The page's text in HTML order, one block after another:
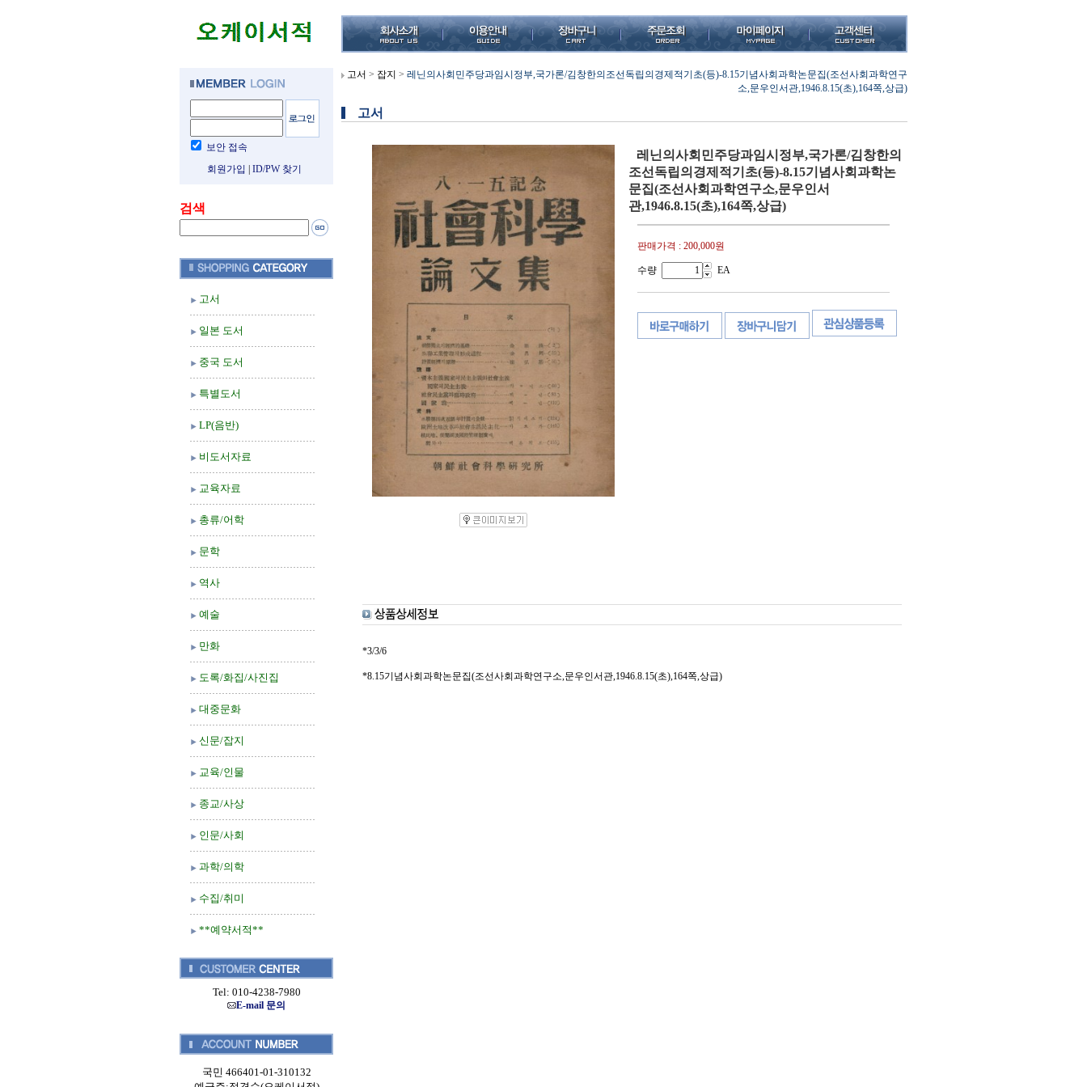
보안 접속
회원가입
ID/PW 찾기
검색
고서
일본 도서
중국 도서
특별도서
LP(음반)
비도서자료
교육자료
총류/어학
문학
역사
예술
만화
도록/화집/사진집
대중문화
신문/잡지
교육/인물
종교/사상
인문/사회
과학/의학
수집/취미
**예약서적**
Tel: 010-4238-7980
E-mail 문의
국민 466401-01-310132
고서 > 잡지 > 레닌의사회민주당과임시정부,국가론/김창한의조선독립의경제적기초(등)-8.15기념사회과학논문집(조선사회과학연구
소,문우인서관,1946.8.15(초),164쪽,상급)
고서
레닌의사회민주당과임시정부,국가론/김창한의
조선독립의경제적기초(등)-8.15기념사회과학논
문집(조선사회과학연구소,문우인서
관,1946.8.15(초),164쪽,상급)
판매가격 : 200,000원
수량 EA
*3/3/6
*8.15기념사회과학논문집(조선사회과학연구소,문우인서관,1946.8.15(초),164쪽,상급)